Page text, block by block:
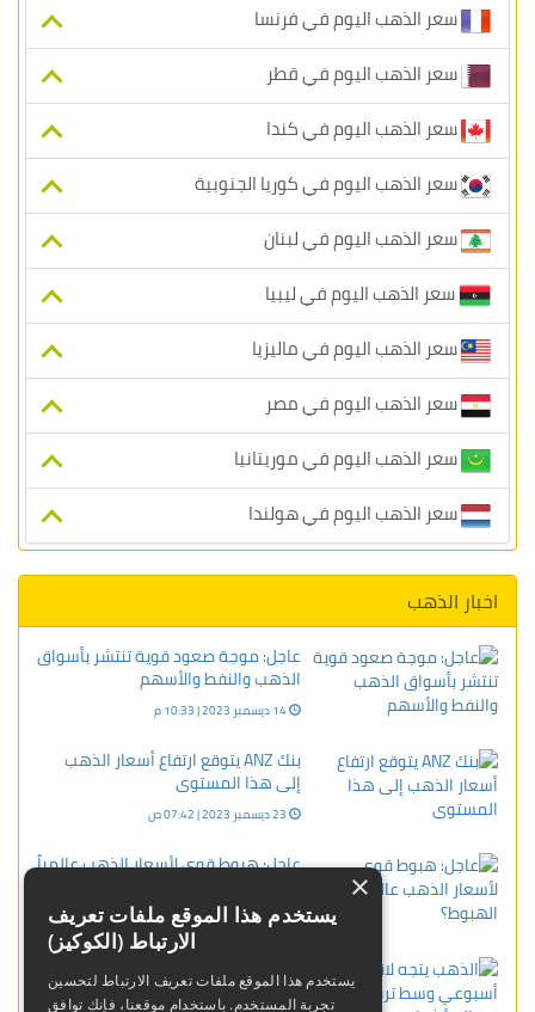
سعر الذهب اليوم في فرنسا
سعر الذهب اليوم في قطر
سعر الذهب اليوم في كندا
سعر الذهب اليوم في كوريا الجنوبية
سعر الذهب اليوم في لبنان
سعر الذهب اليوم في ليبيا
سعر الذهب اليوم في ماليزيا
سعر الذهب اليوم في مصر
سعر الذهب اليوم في موريتانيا
سعر الذهب اليوم في هولندا
اخبار الذهب
عاجل: موجة صعود قوية تنتشر بأسواق
الذهب والنفط والأسهم
بنك ANZ يتوقع ارتفاع أسعار الذهب
إلى هذا المستوى
عاجل: هبوط قوي لأسعار الذهب عالمياً
11 ديسمبر 2023 | 08:51 م
الذهب يتجه لانخفاض أسبوعي وسط
ترقب لمزيد من المؤشرات من أمريكا
×
يستخدم هذا الموقع ملفات تعريف
الارتباط (الكوكيز)
يستخدم هذا الموقع ملفات تعريف الارتباط لتحسين
تجربة المستخدم. باستخدام موقعنا، فإنك توافق